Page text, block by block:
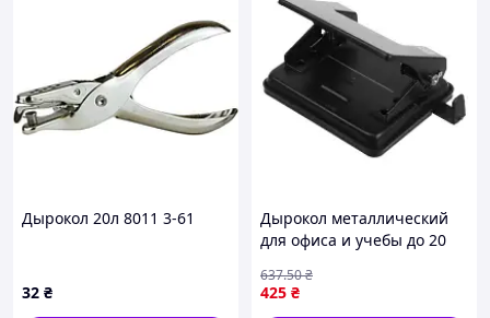
Дырокол 20л 8011 3-61
32 ₴
Дырокол металлический
для офиса и учебы до 20
контейнером черный
FLAME
425 ₴
637.50₴